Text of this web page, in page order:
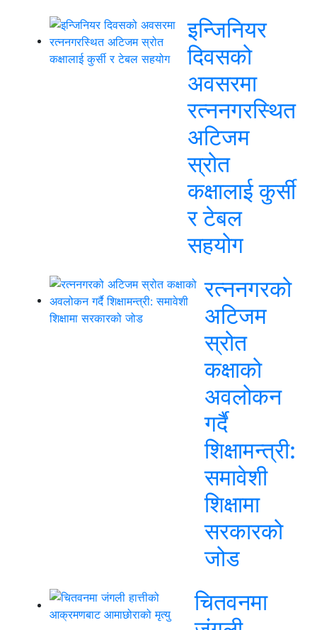
इन्जिनियर
दिवसको
अवसरमा
रत्ननगरस्थित
अटिजम
स्रोत
कक्षालाई कुर्सी
र टेबल
सहयोग
रत्ननगरको
अटिजम
स्रोत
कक्षाको
अवलोकन
गर्दै
शिक्षामन्त्री:
समावेशी
शिक्षामा
सरकारको
जोड
चितवनमा